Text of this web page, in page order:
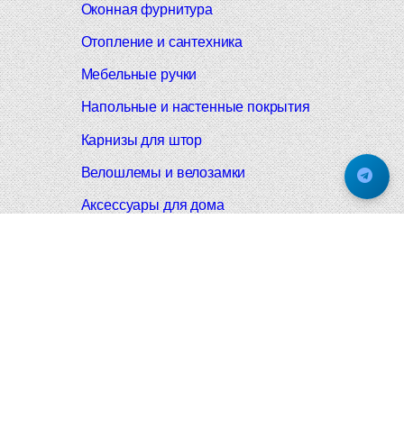
Оконная фурнитура
Отопление и сантехника
Мебельные ручки
Напольные и настенные покрытия
Карнизы для штор
Велошлемы и велозамки
Аксессуары для дома